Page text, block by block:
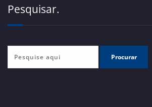
Pesquisar.